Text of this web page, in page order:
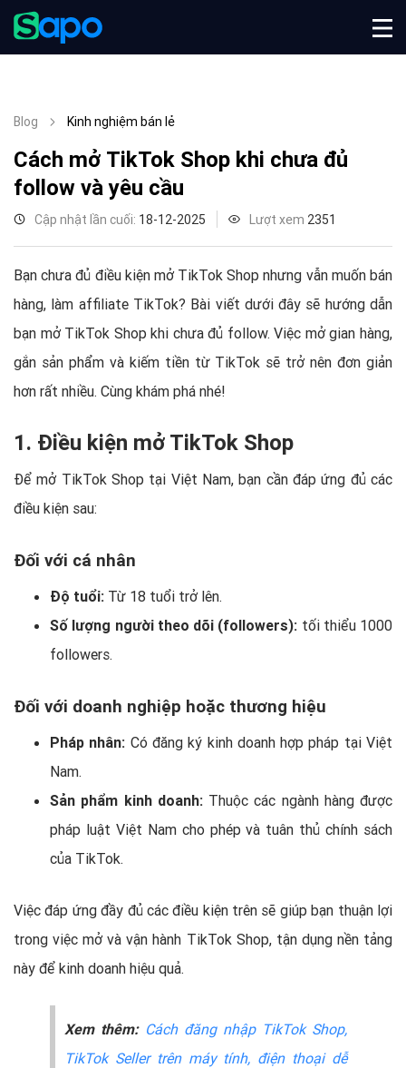
Blog Kinh nghiệm bán lẻ
Cách mở TikTok Shop khi chưa đủ
follow và yêu cầu
Cập nhật lần cuối: 18-12-2025 Lượt xem 2351
Bạn chưa đủ điều kiện mở TikTok Shop nhưng vẫn muốn bán
hàng, làm affiliate TikTok? Bài viết dưới đây sẽ hướng dẫn
bạn mở TikTok Shop khi chưa đủ follow. Việc mở gian hàng,
gắn sản phẩm và kiếm tiền từ TikTok sẽ trở nên đơn giản
hơn rất nhiều. Cùng khám phá nhé!
1. Điều kiện mở TikTok Shop
Để mở TikTok Shop tại Việt Nam, bạn cần đáp ứng đủ các
điều kiện sau:
Đối với cá nhân
Độ tuổi: Từ 18 tuổi trở lên.
Số lượng người theo dõi (followers): tối thiểu 1000
followers.
Đối với doanh nghiệp hoặc thương hiệu
Pháp nhân: Có đăng ký kinh doanh hợp pháp tại Việt
Nam.
Sản phẩm kinh doanh: Thuộc các ngành hàng được
pháp luật Việt Nam cho phép và tuân thủ chính sách
của TikTok.
Việc đáp ứng đầy đủ các điều kiện trên sẽ giúp bạn thuận lợi
trong việc mở và vận hành TikTok Shop, tận dụng nền tảng
này để kinh doanh hiệu quả.
Xem thêm: Cách đăng nhập TikTok Shop,
TikTok Seller trên máy tính, điện thoại dễ